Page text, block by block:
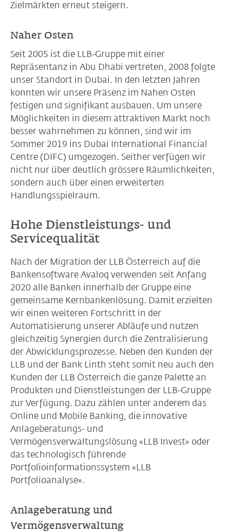
Zielmärkten erneut steigern.
Naher Osten
Seit 2005 ist die LLB-Gruppe mit einer
Repräsentanz in Abu Dhabi vertreten, 2008 folgte
unser Standort in Dubai. In den letzten Jahren
konnten wir unsere Präsenz im Nahen Osten
festigen und signifikant ausbauen. Um unsere
Möglichkeiten in diesem attraktiven Markt noch
besser wahrnehmen zu können, sind wir im
Sommer 2019 ins Dubai International Financial
Centre (DIFC) umgezogen. Seither verfügen wir
nicht nur über deutlich grössere Räumlichkeiten,
sondern auch über einen erweiterten
Handlungsspielraum.
Hohe Dienstleistungs- und
Servicequalität
Nach der Migration der LLB Österreich auf die
Bankensoftware Avaloq verwenden seit Anfang
2020 alle Banken innerhalb der Gruppe eine
gemeinsame Kernbankenlösung. Damit erzielten
wir einen weiteren Fortschritt in der
Automatisierung unserer Abläufe und nutzen
gleichzeitig Synergien durch die Zentralisierung
der Abwicklungsprozesse. Neben den Kunden der
LLB und der Bank Linth steht somit neu auch den
Kunden der LLB Österreich die ganze Palette an
Produkten und Dienstleistungen der LLB-Gruppe
zur Verfügung. Dazu zählen unter anderem das
Online und Mobile Banking, die innovative
Anlageberatungs- und
Vermögensverwaltungslösung «LLB Invest» oder
das technologisch führende
Portfolioinformationssystem «LLB
Portfolioanalyse».
Anlageberatung und
Vermögensverwaltung